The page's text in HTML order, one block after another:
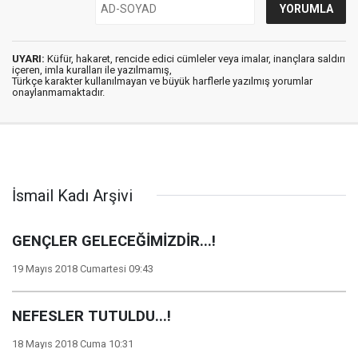
UYARI: Küfür, hakaret, rencide edici cümleler veya imalar, inançlara saldırı
içeren, imla kuralları ile yazılmamış,
Türkçe karakter kullanılmayan ve büyük harflerle yazılmış yorumlar
onaylanmamaktadır.
İsmail Kadı Arşivi
GENÇLER GELECEĞİMİZDİR...!
19 Mayıs 2018 Cumartesi 09:43
NEFESLER TUTULDU...!
18 Mayıs 2018 Cuma 10:31